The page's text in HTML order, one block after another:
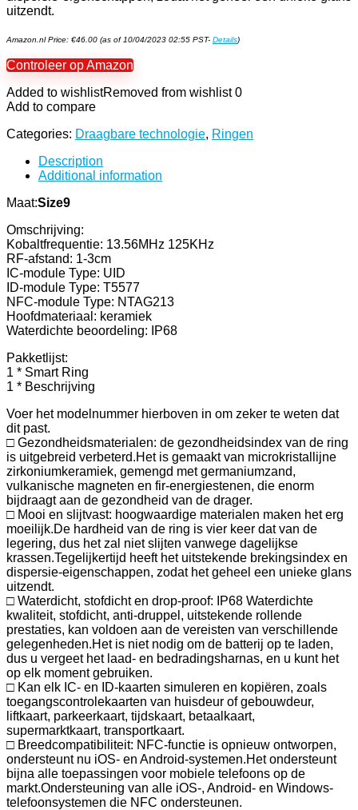
uitzendt.
Amazon.nl Price: €46.00 (as of 10/04/2023 02:55 PST- Details)
Controleer op Amazon
Added to wishlistRemoved from wishlist 0
Add to compare
Categories: Draagbare technologie, Ringen
Description
Additional information
Maat:Size9
Omschrijving:
Kobaltfrequentie: 13.56MHz 125KHz
RF-afstand: 1-3cm
IC-module Type: UID
ID-module Type: T5577
NFC-module Type: NTAG213
Hoofdmateriaal: keramiek
Waterdichte beoordeling: IP68
Pakketlijst:
1 * Smart Ring
1 * Beschrijving
Voer het modelnummer hierboven in om zeker te weten dat
dit past.
□ Gezondheidsmaterialen: de gezondheidsindex van de ring
is uitgebreid verbeterd.Het is gemaakt van microkristallijne
zirkoniumkeramiek, gemengd met germaniumzand,
vulkanische magneten en fir-energiestenen, die enorm
bijdraagt ​​aan de gezondheid van de drager.
□ Mooi en slijtvast: hoogwaardige materialen maken het erg
moeilijk.De hardheid van de ring is vier keer dat van de
legering, dus het zal niet slijten vanwege dagelijkse
krassen.Tegelijkertijd heeft het uitstekende brekingsindex en
dispersie-eigenschappen, zodat het geheel een unieke glans
uitzendt.
□ Waterdicht, stofdicht en drop-proof: IP68 Waterdichte
kwaliteit, stofdicht, anti-druppel, uitstekende rollende
prestaties, kan voldoen aan de vereisten van verschillende
gelegenheden.Het is niet nodig om de batterij op te laden,
dus u vergeet het laad- en bedradingsharnas, en u kunt het
op elk moment gebruiken.
□ Kan elk IC- en ID-kaarten simuleren en kopiëren, zoals
toegangscontrolekaarten van huisdeur of gebouwdeur,
liftkaart, parkeerkaart, tijdskaart, betaalkaart,
supermarktkaart, transportkaart.
□ Breedcompatibiliteit: NFC-functie is opnieuw ontworpen,
ondersteunt nu iOS- en Android-systemen.Het ondersteunt
bijna alle toepassingen voor mobiele telefoons op de
markt.Ondersteuning van alle iOS-, Android- en Windows-
telefoonsystemen die NFC ondersteunen.